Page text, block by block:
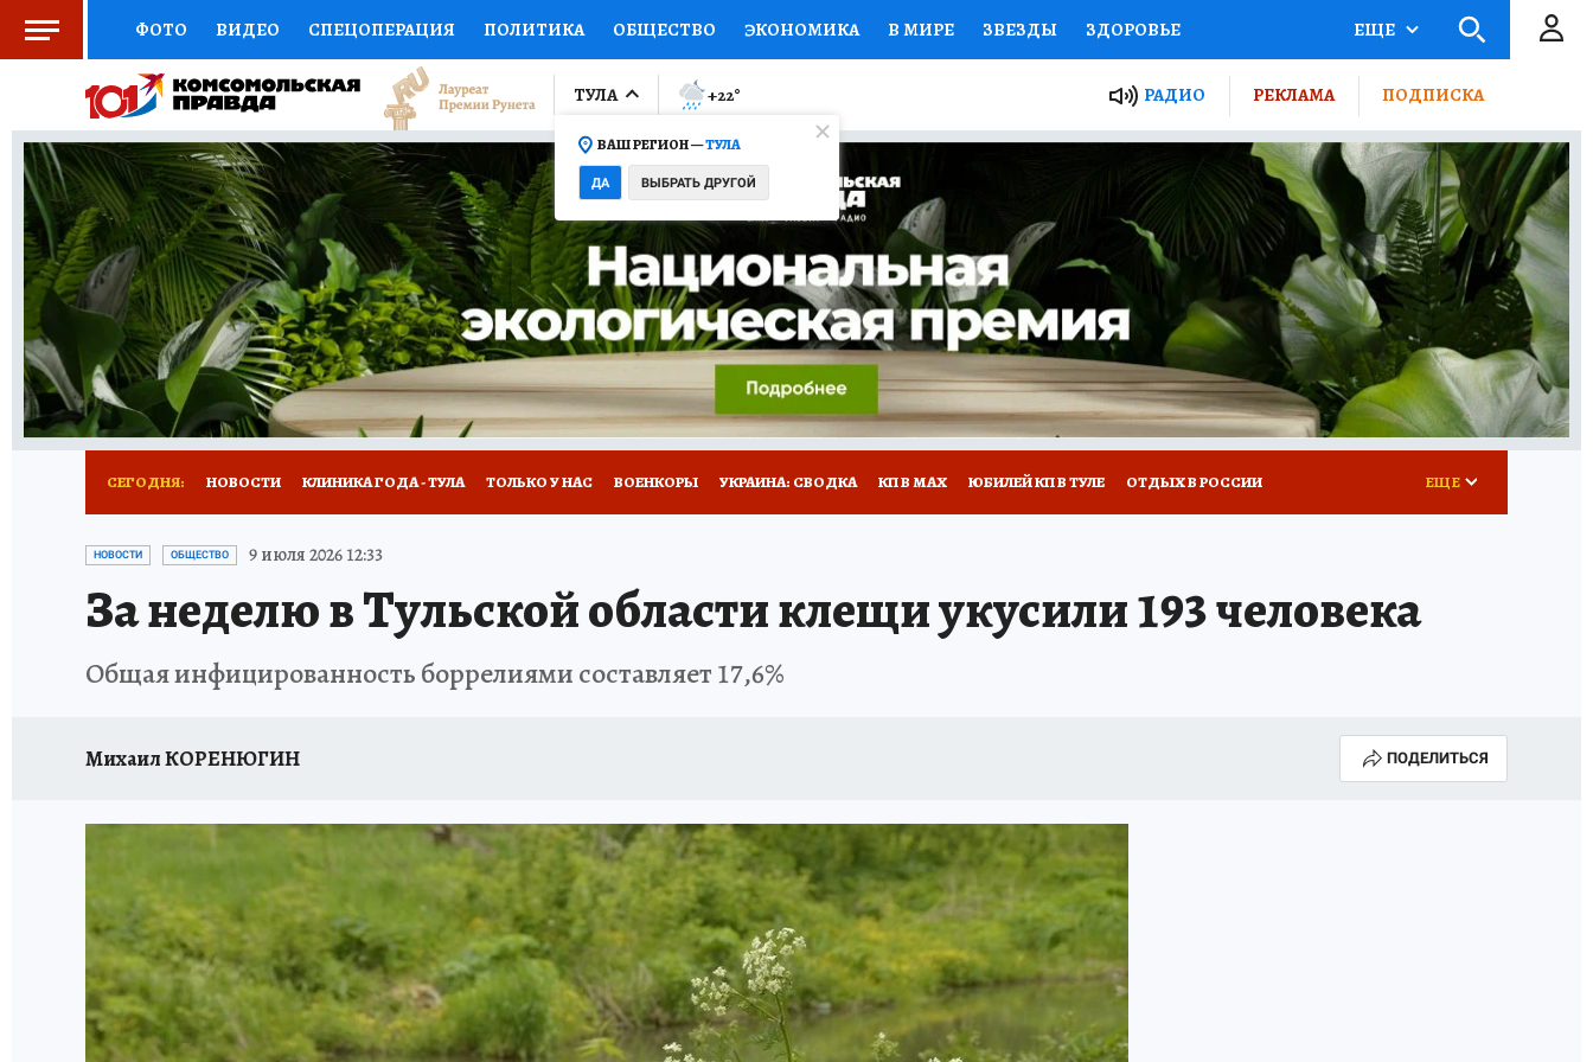
ФОТО ВИДЕО СПЕЦОПЕРАЦИЯ ПОЛИТИКА ОБЩЕСТВО ЭКОНОМИКА В МИРЕ ЗВЕЗДЫ ЗДОРОВЬЕ
СОЦПОДДЕРЖКА НАУКА СПОРТ КОЛУМНИСТЫ ПРОИСШЕСТВИЯ НАЦИОНАЛЬНЫЕ ПРОЕКТЫ РОССИИ
ВЫБОР ЭКСПЕРТОВ ДОКТОР ФИНАНСЫ ОТКРЫВАЕМ МИР СЕМЬЯ ЖЕНСКИЕ СЕКРЕТЫ ПУТЕВОДИТЕЛЬ
КНИЖНАЯ ПОЛКА ПРОГНОЗЫ НА СПОРТ ПРОМОКОДЫ СЕРИАЛЫ СПЕЦПРОЕКТЫ ДЕФИЦИТ ЖЕЛЕЗА ТУРИЗМ
ПРЕСС-ЦЕНТР НЕДВИЖИМОСТЬ ТЕЛЕВИЗОР КОЛЛЕКЦИИ КОНКУРСЫ РАБОТА У НАС ГИД ПОТРЕБИТЕЛЯ ВСЕ О КП
РАДИО КП РЕКЛАМА ТЕСТЫ НОВОЕ НА САЙТЕ
ЕЩЕ
ТУЛА
ВАШ РЕГИОН —ТУЛА
ДА ВЫБРАТЬ ДРУГОЙ
+22° РАДИО РЕКЛАМА ПОДПИСКА
СЕГОДНЯ: НОВОСТИ КЛИНИКА ГОДА - ТУЛА ТОЛЬКО У НАС ВОЕНКОРЫ УКРАИНА: СВОДКА КП В МАХ ЮБИЛЕЙ КП В ТУЛЕ ОТДЫХ В РОССИИ
ЗАПОВЕДНАЯ РОССИЯ
ЕЩЕ
НОВОСТИ ОБЩЕСТВО 9 июля 2026 12:33
За неделю в Тульской области клещи укусили 193 человека
Общая инфицированность боррелиями составляет 17,6%
Михаил КОРЕНЮГИН ПОДЕЛИТЬСЯ